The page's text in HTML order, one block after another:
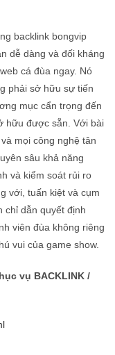
backlink bongvip
dễ dàng và đối kháng
cá đùa ngay. Nó
phải sở hữu sự tiến
mục cẩn trọng đến
hữu được sẵn. Với bài
mọi công nghệ tân
sâu khả năng
và kiểm soát rủi ro
với, tuấn kiệt và cụm
chỉ dẫn quyết định
viên đùa không riêng
vui của game show.
vụ BACKLINK /